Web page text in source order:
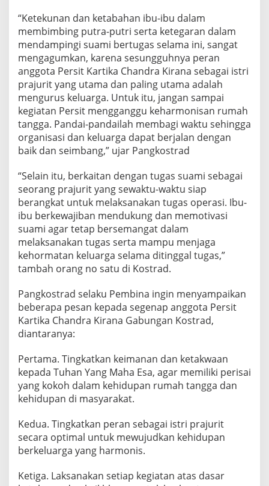
“Ketekunan dan ketabahan ibu-ibu dalam
membimbing putra-putri serta ketegaran dalam
mendampingi suami bertugas selama ini, sangat
mengagumkan, karena sesungguhnya peran
anggota Persit Kartika Chandra Kirana sebagai istri
prajurit yang utama dan paling utama adalah
mengurus keluarga. Untuk itu, jangan sampai
kegiatan Persit mengganggu keharmonisan rumah
tangga. Pandai-pandailah membagi waktu sehingga
organisasi dan keluarga dapat berjalan dengan
baik dan seimbang,” ujar Pangkostrad
“Selain itu, berkaitan dengan tugas suami sebagai
seorang prajurit yang sewaktu-waktu siap
berangkat untuk melaksanakan tugas operasi. Ibu-
ibu berkewajiban mendukung dan memotivasi
suami agar tetap bersemangat dalam
melaksanakan tugas serta mampu menjaga
kehormatan keluarga selama ditinggal tugas,”
tambah orang no satu di Kostrad.
Pangkostrad selaku Pembina ingin menyampaikan
beberapa pesan kepada segenap anggota Persit
Kartika Chandra Kirana Gabungan Kostrad,
diantaranya:
Pertama. Tingkatkan keimanan dan ketakwaan
kepada Tuhan Yang Maha Esa, agar memiliki perisai
yang kokoh dalam kehidupan rumah tangga dan
kehidupan di masyarakat.
Kedua. Tingkatkan peran sebagai istri prajurit
secara optimal untuk mewujudkan kehidupan
berkeluarga yang harmonis.
Ketiga. Laksanakan setiap kegiatan atas dasar